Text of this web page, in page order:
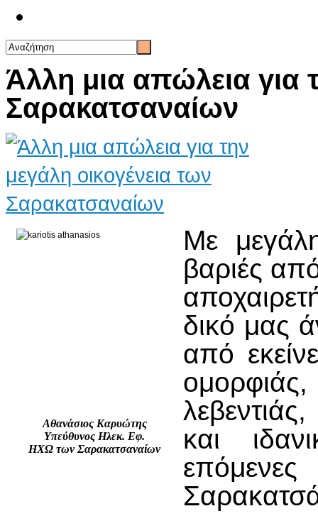
Άλλη μια απώλεια για
Σαρακατσαναίων
Αθανάσιος Καρυώτης
Υπεύθυνος Ηλεκ. Εφ.
ΗΧΩ των Σαρακατσαναίων
Με
βαριές
δικό μας
από
και